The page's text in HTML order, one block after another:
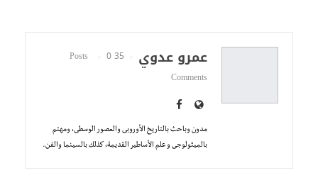
عمرو عدوي 35 Posts
0
Comments
مدون وباحث بالتاريخ الأوروبى والعصور الوسطى، ومهتم
بالميثولوجى و علم الأساطير القديمة، كذلك بالسينما والفن.